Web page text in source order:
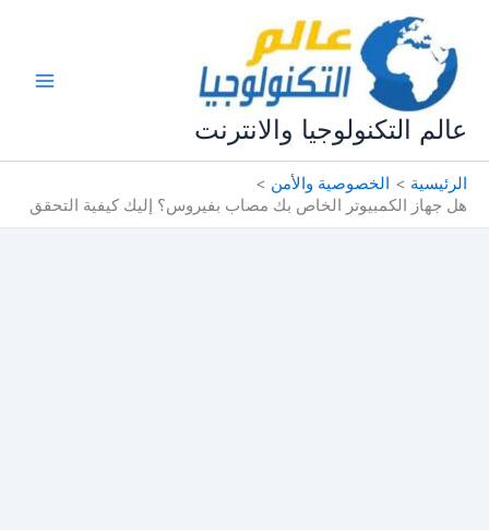
المحتوى
عالم التكنولوجيا والانترنت
الرئيسية
الخصوصية والأمن
هل جهاز الكمبيوتر الخاص بك مصاب بفيروس؟ إليك كيفية التحقق